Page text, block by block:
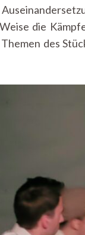
die
des